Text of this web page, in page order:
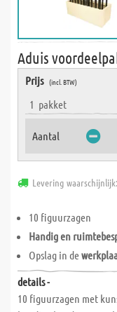
Aduis
Prijs (incl. BTW)
1 pakket
Aantal
Levering waarschijnlijk:
10 figuurzagen
Handig en
Opslag in de
details -
10 figuurzagen met